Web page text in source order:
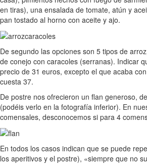
en tiras), una ensalada de tomate, atún y
pan tostado al horno con aceite y ajo.
De segundo las opciones son 5 tipos de
de conejo con caracoles (serranas). Indicar
precio de 31 euros, excepto el que acaba
cuesta 37.
De postre nos ofrecieron un flan generoso,
(podéis verlo en la fotografía inferior). En
comensales, desconocemos si para 4
En todos los casos indican que se puede
los aperitivos y el postre), «siempre que no